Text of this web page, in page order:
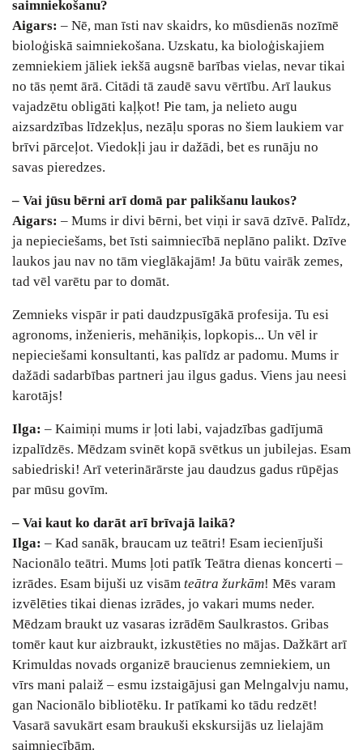
saimniekošanu?
Aigars: – Nē, man īsti nav skaidrs, ko mūsdienās nozīmē
bioloģiskā saimniekošana. Uzskatu, ka bioloģiskajiem
zemniekiem jāliek iekšā augsnē barības vielas, nevar tikai
no tās ņemt ārā. Citādi tā zaudē savu vērtību. Arī laukus
vajadzētu obligāti kaļķot! Pie tam, ja nelieto augu
aizsardzības līdzekļus, nezāļu sporas no šiem laukiem var
brīvi pārceļot. Viedokļi jau ir dažādi, bet es runāju no
savas pieredzes.
– Vai jūsu bērni arī domā par palikšanu laukos?
Aigars: – Mums ir divi bērni, bet viņi ir savā dzīvē. Palīdz,
ja nepieciešams, bet īsti saimniecībā neplāno palikt. Dzīve
laukos jau nav no tām vieglākajām! Ja būtu vairāk zemes,
tad vēl varētu par to domāt.
Zemnieks vispār ir pati daudzpusīgākā profesija. Tu esi
agronoms, inženieris, mehāniķis, lopkopis... Un vēl ir
nepieciešami konsultanti, kas palīdz ar padomu. Mums ir
dažādi sadarbības partneri jau ilgus gadus. Viens jau neesi
karotājs!
Ilga: – Kaimiņi mums ir ļoti labi, vajadzības gadījumā
izpalīdzēs. Mēdzam svinēt kopā svētkus un jubilejas. Esam
sabiedriski! Arī veterinārārste jau daudzus gadus rūpējas
par mūsu govīm.
– Vai kaut ko darāt arī brīvajā laikā?
Ilga: – Kad sanāk, braucam uz teātri! Esam iecienījuši
Nacionālo teātri. Mums ļoti patīk Teātra dienas koncerti –
izrādes. Esam bijuši uz visām teātra žurkām! Mēs varam
izvēlēties tikai dienas izrādes, jo vakari mums neder.
Mēdzam braukt uz vasaras izrādēm Saulkrastos. Gribas
tomēr kaut kur aizbraukt, izkustēties no mājas. Dažkārt arī
Krimuldas novads organizē braucienus zemniekiem, un
vīrs mani palaiž – esmu izstaigājusi gan Melngalvju namu,
gan Nacionālo bibliotēku. Ir patīkami ko tādu redzēt!
Vasarā savukārt esam braukuši ekskursijās uz lielajām
saimniecībām.